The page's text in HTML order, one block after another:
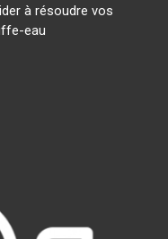
à résoudre vos
eau